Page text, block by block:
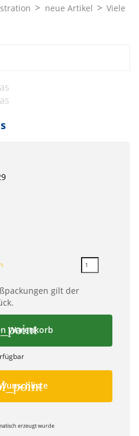
neue Artikel
Viele
gilt der
Warenkorb
erzeugt wurde